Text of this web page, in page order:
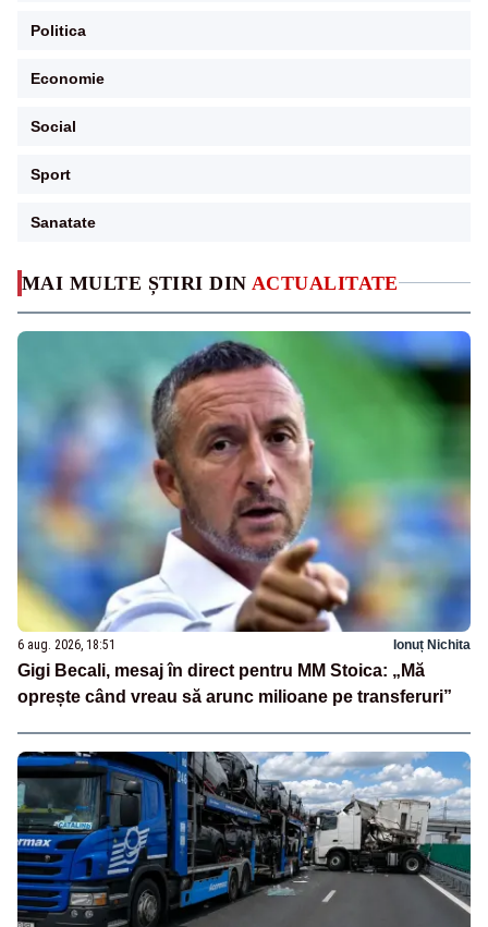
MAI MULTE ȘTIRI DIN ACTUALITATE
6 aug. 2026, 18:51 Ionuț Nichita
Gigi Becali, mesaj în direct pentru MM Stoica: „Mă
oprește când vreau să arunc milioane pe transferuri”
Politica
Economie
Social
Sport
Sanatate